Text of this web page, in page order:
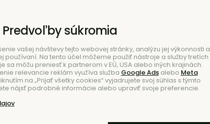
Hľadať
NOVINKY
Predvoľby súkromia
vašej návštevy tejto webovej stránky, analýzu jej výkonnosti a
používaní. Na tento účel môžeme použiť nástroje a služby tretích
sa môžu preniesť k partnerom v EÚ, USA alebo iných krajinách.
relevancie reklám využíva služba Google Adsalebo Meta
na „Prijať všetky cookies“ vyjadrujete svoj súhlas s týmto
nájsť podrobné informácie alebo upraviť svoje preferencie.